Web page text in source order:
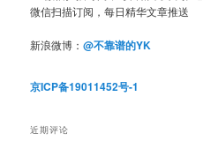
微信扫描订阅，每日精华文章推送
新浪微博：@不靠谱的YK
京ICP备19011452号-1
近期评论